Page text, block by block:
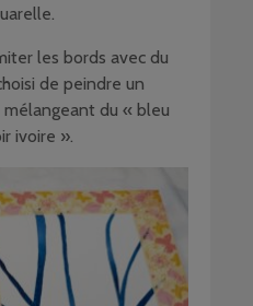
les bords avec du
de peindre un
du « bleu
ivoire ».